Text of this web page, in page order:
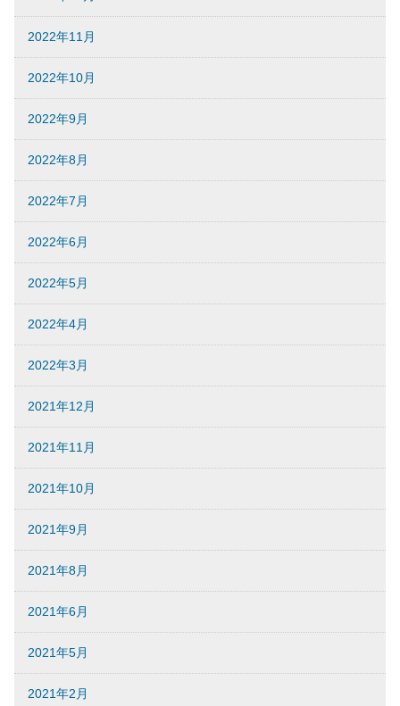
2022年11月
2022年10月
2022年9月
2022年8月
2022年7月
2022年6月
2022年5月
2022年4月
2022年3月
2021年12月
2021年11月
2021年10月
2021年9月
2021年8月
2021年6月
2021年5月
2021年2月